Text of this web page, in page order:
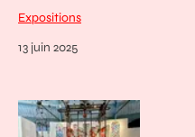
Expositions
13 juin 2025